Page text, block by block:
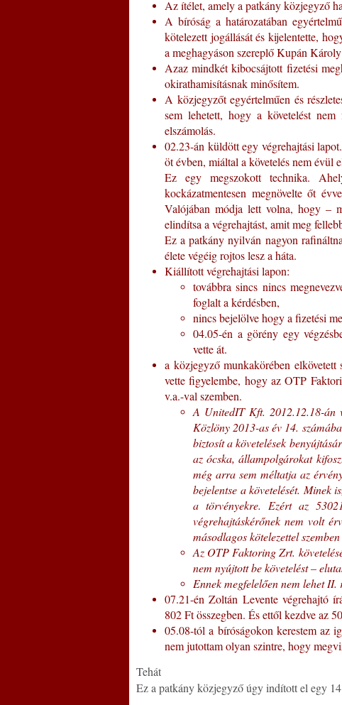
Az ítélet, amely a patkány közjegyző
A bíróság a határozatában
kötelezett jogállását és kijelentette,
a meghagyáson szereplő Kupán Károly
Azaz mindkét kibocsájtott fizetési
okirathamisításnak minősítem.
A közjegyzőt egyértelműen és
sem lehetett, hogy a követelést
elszámolás.
02.23-án küldött egy végrehajtási
öt évben, miáltal a követelés nem évül
Ez egy megszokott technika.
kockázatmentesen megnövelte őt
Valójában módja lett volna, hogy –
elindítsa a végrehajtást, amit meg
Ez a patkány nyilván nagyon
élete végéig rojtos lesz a háta.
Kiállított végrehajtási lapon:
továbbra sincs nincs
foglalt a kérdésben,
nincs bejelölve hogy a fizetési
04.05-én a görény egy
vette át.
a közjegyző munkakörében elkövetett
vette figyelembe, hogy az OTP
v.a.-val szemben.
A UnitedIT Kft. 2012.12.18-án
Közlöny 2013-as év 14.
biztosít a követelések
az ócska, állampolgárokat
még arra sem méltatja az
bejelentse a követelését. Minek
a törvényekre. Ezért az
végrehajtáskérőnek nem volt
másodlagos kötelezettel szemben
Az OTP Faktoring Zrt.
nem nyújtott be követelést –
Ennek megfelelően nem lehet II.
07.21-én Zoltán Levente végrehajtó
802 Ft összegben. És ettől kezdve az
05.08-tól a bíróságokon kerestem az
nem jutottam olyan szintre, hogy
Tehát
Ez a patkány közjegyző úgy indított el egy